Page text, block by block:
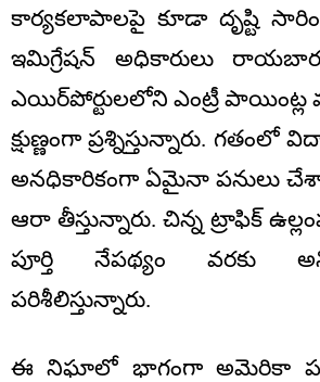
కార్యకలాపాలపై కూడా దృష్టి
ఇమిగ్రేషన్ అధికారులు
ఎయిర్‌పోర్టులలోని ఎంట్రీ పాయింట్ల
క్షుణ్ణంగా ప్రశ్నిస్తున్నారు. గతంలో
అనధికారికంగా ఏమైనా పనులు
ఆరా తీస్తున్నారు. చిన్న ట్రాఫిక్
పూర్తి నేపథ్యం వరకు
పరిశీలిస్తున్నారు.
ఈ నిఘాలో భాగంగా అమెరికా